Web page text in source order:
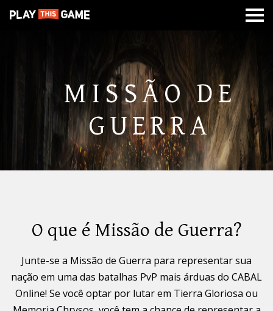
CALABOUÇOS
MISSÃO
MISSÃO DE
GUERRA
O que é Missão de Guerra?
Junte-se a Missão de Guerra para representar sua
nação em uma das batalhas PvP mais árduas do CABAL
Online! Se você optar por lutar em Tierra Gloriosa ou